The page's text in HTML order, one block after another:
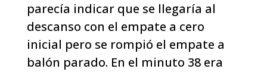
parecía indicar que se llegaría al
descanso con el empate a cero
inicial pero se rompió el empate a
balón parado. En el minuto 38 era